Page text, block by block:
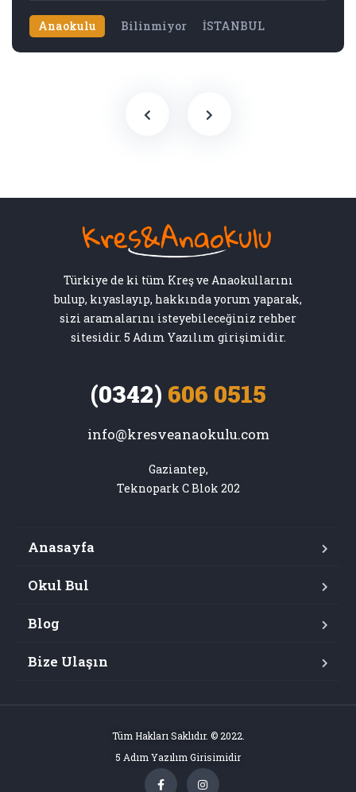
Anaokulu Bilinmiyor İSTANBUL
Türkiye de ki tüm Kreş ve Anaokullarını
bulup, kıyaslayıp, hakkında yorum yaparak,
sizi aramalarını isteyebileceğiniz rehber
sitesidir. 5 Adım Yazılım girişimidir.
(0342) 606 0515
info@kresveanaokulu.com
Gaziantep,
Teknopark C Blok 202
Anasayfa
Okul Bul
Blog
Bize Ulaşın
Tüm Hakları Saklıdır. © 2022.
5 Adım Yazılım Girisimidir